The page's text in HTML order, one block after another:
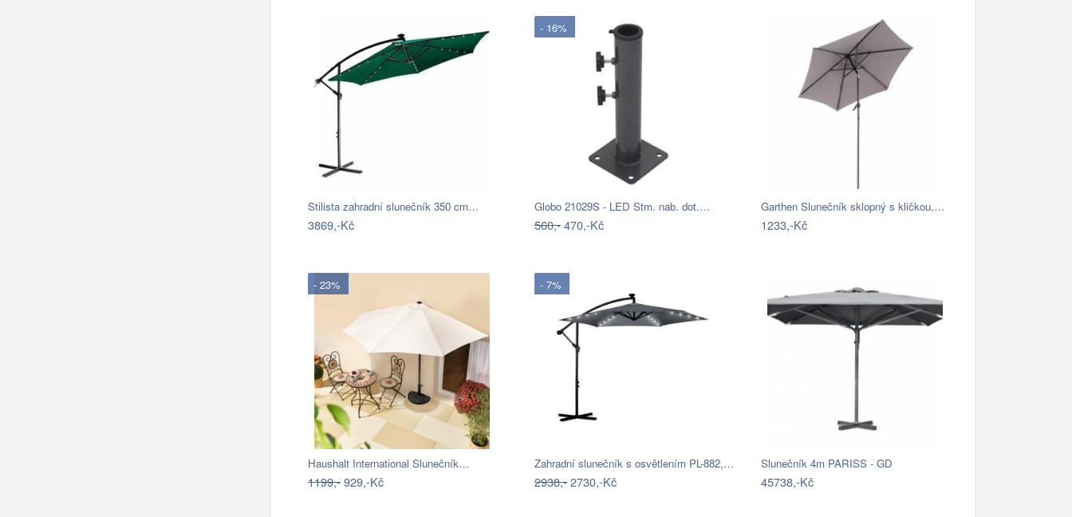
Stilista zahradní slunečník 350 cm…
3869,-Kč
- 16%
Globo 21029S - LED Stm. nab. dot.…
560,-470,-Kč
Garthen Slunečník sklopný s kličkou,…
1233,-Kč
- 23%
Haushalt International Slunečník…
1199,-929,-Kč
- 7%
Zahradní slunečník s osvětlením PL-882,…
2938,-2730,-Kč
Slunečník 4m PARISS - GD
45738,-Kč